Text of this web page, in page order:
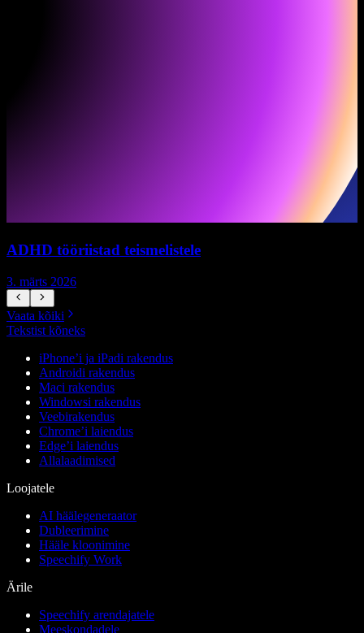
ADHD tööriistad teismelistele
3. märts 2026
Vaata kõiki
Tekstist kõneks
iPhone’i ja iPadi rakendus
Androidi rakendus
Maci rakendus
Windowsi rakendus
Veebirakendus
Chrome’i laiendus
Edge’i laiendus
Allalaadimised
Loojatele
AI häälegeneraator
Dubleerimine
Hääle kloonimine
Speechify Work
Ärile
Speechify arendajatele
Meeskondadele